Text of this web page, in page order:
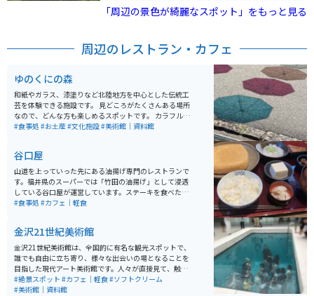
びっこレーシング等が楽しめる広い公園などがあり、1
日中楽しむことができます。なお、園内を通る道路は一
「周辺の景色が綺麗なスポット」をもっと見る
周辺のレストラン・カフェ
ゆのくにの森
和紙やガラス、漆塗りなど北陸地方を中心とした伝統工
芸を体験できる施設です。 見どころがたくさんある場所
なので、どんな方も楽しめるスポットです。 カラフルな
傘や窓の格子につけられた風車など写真映えするところ
#食事処 #お土産#文化施設#美術館｜資料館
谷口屋
山道を上っていった先にある油揚げ専門のレストランで
す。福井県のスーパーでは「竹田の油揚げ」として浸透
している谷口屋が運営しています。ステーキを食べたの
と同じくらいの満足感を得られる油揚げをいただけま
#食事処 #カフェ｜軽食
金沢21世紀美術館
金沢21世紀美術館は、全国的に有名な観光スポットで、
誰でも自由に立ち寄り、様々な出会いの場となることを
目指した現代アート美術館です。人々が直接見て、触れ
て、感じることができる作品が多数展示されています。
特にレアンドロ・エルリッヒ作の《スイミング・プー
#絶景スポット #カフェ｜軽食#ソフトクリーム
#美術館｜資料館